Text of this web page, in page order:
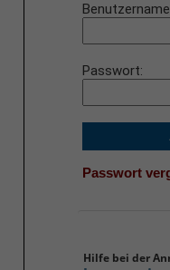
Passwort
Passwort
Hilfe bei der